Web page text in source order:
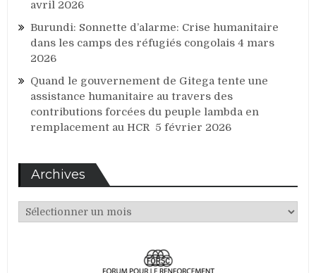
avril 2026
Burundi: Sonnette d’alarme: Crise humanitaire
dans les camps des réfugiés congolais 4 mars
2026
Quand le gouvernement de Gitega tente une
assistance humanitaire au travers des
contributions forcées du peuple lambda en
remplacement au HCR 5 février 2026
Archives
Archives